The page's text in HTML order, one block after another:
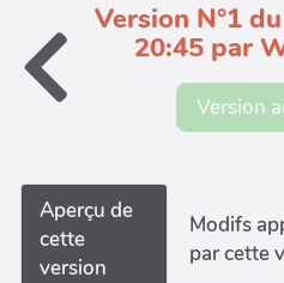
Version N°1
20:45 par
Version
Aperçu de
cette
version
Modifs
par cette